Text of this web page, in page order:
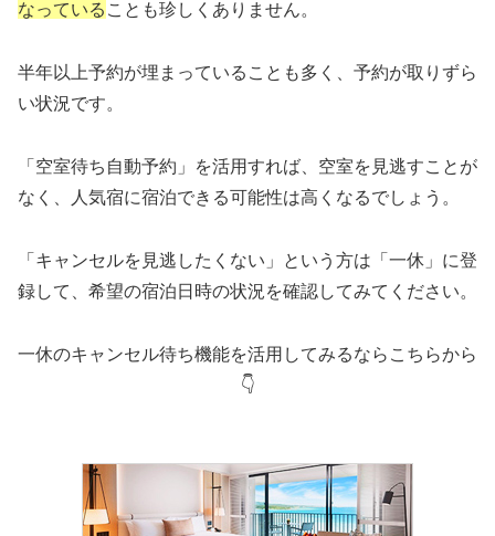
なっている ことも珍しくありません。
半年以上予約が埋まっていることも多く、予約が取りずら
い状況です。
「空室待ち自動予約」を活用すれば、空室を見逃すことが
なく、人気宿に宿泊できる可能性は高くなるでしょう。
「キャンセルを見逃したくない」という方は「一休」に登
録して、希望の宿泊日時の状況を確認してみてください。
一休のキャンセル待ち機能を活用してみるならこちらから
👇